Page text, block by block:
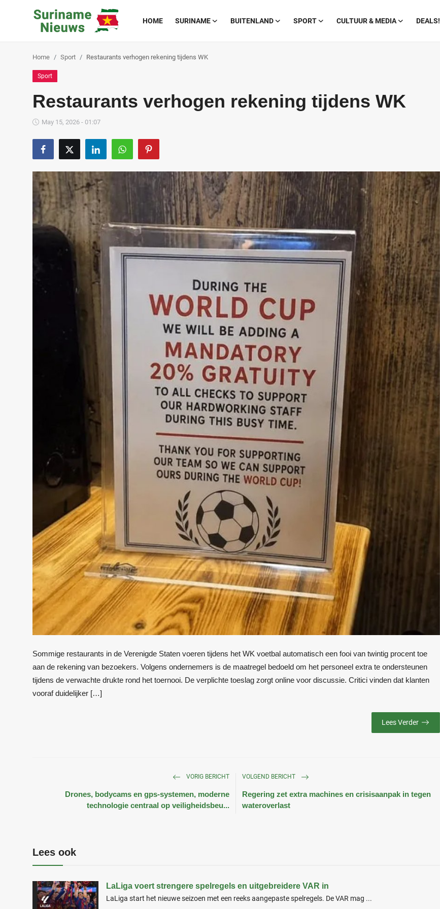
HOME SURINAME BUITENLAND SPORT CULTUUR & MEDIA DEALS!
Buitenland
Cultuur & Media
Home Sport Restaurants verhogen rekening tijdens WK
Sport
Restaurants verhogen rekening tijdens WK
May 15, 2026 - 01:07
Sommige restaurants in de Verenigde Staten voeren tijdens het WK voetbal automatisch een fooi van twintig procent toe
aan de rekening van bezoekers. Volgens ondernemers is de maatregel bedoeld om het personeel extra te ondersteunen
tijdens de verwachte drukte rond het toernooi. De verplichte toeslag zorgt online voor discussie. Critici vinden dat klanten
vooraf duidelijker […]
Lees Verder
VORIG BERICHT
Drones, bodycams en gps-systemen, moderne
technologie centraal op veiligheidsbeu...
VOLGEND BERICHT
Regering zet extra machines en crisisaanpak in tegen
wateroverlast
Lees ook
LaLiga voert strengere spelregels en uitgebreidere VAR in
LaLiga start het nieuwe seizoen met een reeks aangepaste spelregels. De VAR mag ...